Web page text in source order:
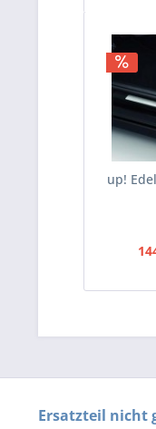
up!
Ersatzteil nicht